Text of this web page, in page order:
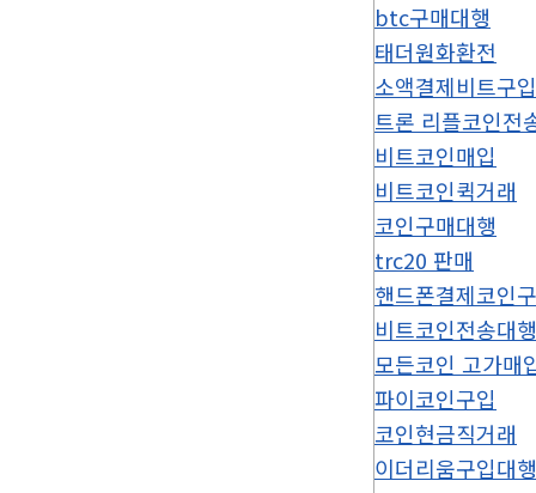
btc구매대행
태더원화환전
소액결제비트구입
트론 리플코인전
비트코인매입
비트코인퀵거래
코인구매대행
trc20 판매
핸드폰결제코인
비트코인전송대행
모든코인 고가매
파이코인구입
코인현금직거래
이더리움구입대행